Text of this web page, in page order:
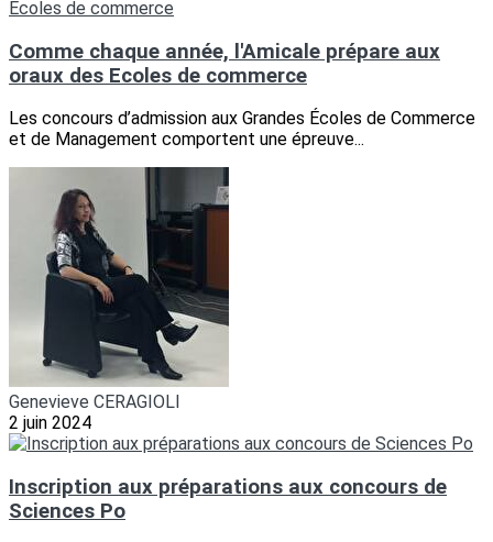
Comme chaque année, l'Amicale prépare aux
oraux des Ecoles de commerce
Les concours d’admission aux Grandes Écoles de Commerce
et de Management comportent une épreuve...
Genevieve CERAGIOLI
2 juin 2024
Inscription aux préparations aux concours de
Sciences Po